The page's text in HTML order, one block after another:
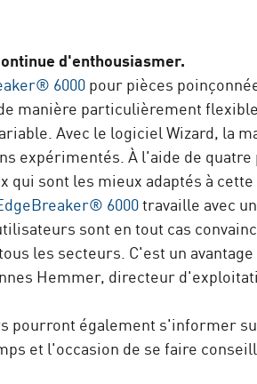
d'enthousiasmer.
6000 pour pièces
manière particulièrement
Avec le logiciel Wizard, la
expérimentés. À l'aide de
sont les mieux adaptés à
6000travaille avec
sont en tout cas
les secteurs. C'est un
Hemmer, directeur
pourront également s'informer
et l'occasion de se faire